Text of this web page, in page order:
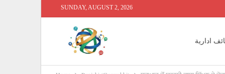
SUNDAY, AUGUST 2, 2026
ادارية